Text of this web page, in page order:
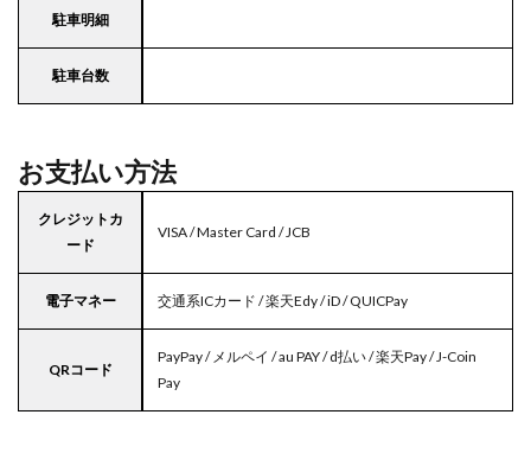
駐車明細
駐車台数
お支払い方法
クレジットカ
ード
VISA / Master Card / JCB
電子マネー 交通系ICカード / 楽天Edy / iD / QUICPay
QRコード
PayPay / メルペイ / au PAY / d払い / 楽天Pay / J-Coin
Pay